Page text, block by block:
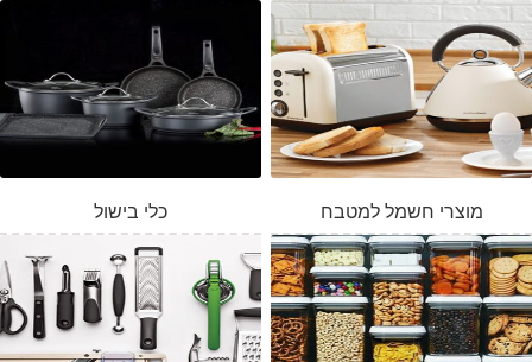
כלי בישול מוצרי חשמל למטבח